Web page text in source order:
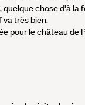
chose d'à la
va très bien.
pour le château de